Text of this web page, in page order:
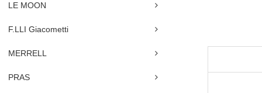
LE MOON
F.LLI Giacometti
MERRELL
PRAS